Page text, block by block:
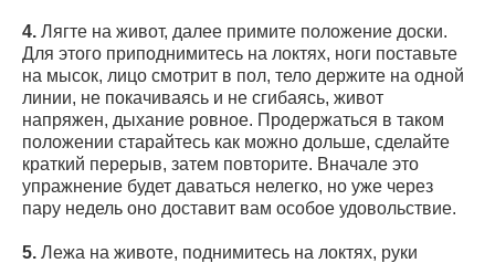
4. Лягте на живот, далее примите положение доски.
Для этого приподнимитесь на локтях, ноги поставьте
на мысок, лицо смотрит в пол, тело держите на одной
линии, не покачиваясь и не сгибаясь, живот
напряжен, дыхание ровное. Продержаться в таком
положении старайтесь как можно дольше, сделайте
краткий перерыв, затем повторите. Вначале это
упражнение будет даваться нелегко, но уже через
пару недель оно доставит вам особое удовольствие.
5. Лежа на животе, поднимитесь на локтях, руки